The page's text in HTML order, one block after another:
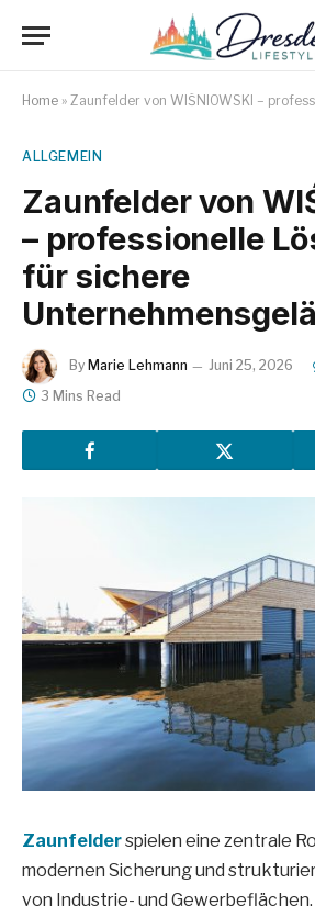
Home » Zaunfelder von WIŚNIOWSKI – professionelle Lösungen
ALLGEMEIN
Zaunfelder von
– professionelle
für sichere
By Marie Lehmann Juni 25, 2026
3 Mins Read
Zaunfelderspielen eine zentrale
modernen Sicherung und
von Industrie- und